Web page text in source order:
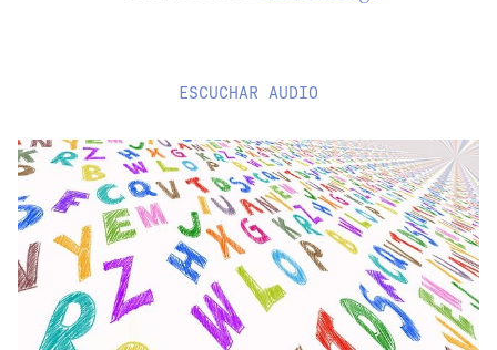
ESCUCHAR AUDIO